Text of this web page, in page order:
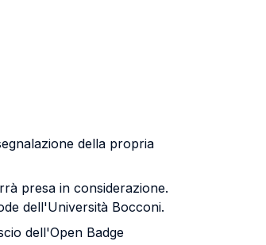
della propria
presa in considerazione.
dell'Università Bocconi.
dell'Open Badge